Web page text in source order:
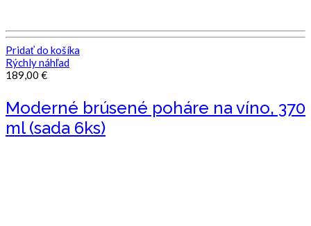
Pridať do košíka
Rýchly náhľad
189,00 €
Moderné brúsené poháre na víno, 370
ml (sada 6ks)